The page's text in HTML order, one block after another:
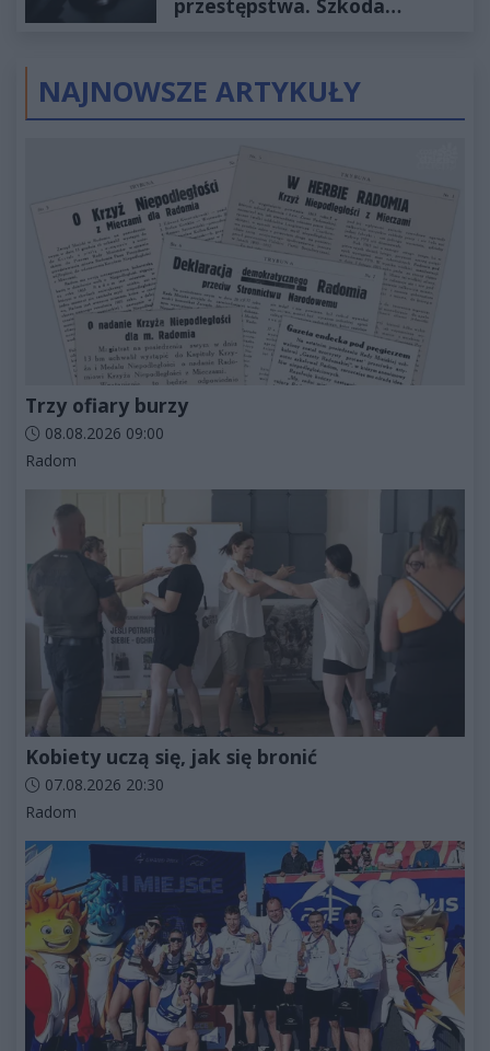
przestępstwa. Szkoda
NAJNOWSZE ARTYKUŁY
Trzy ofiary burzy
Data dodania artykułu:
08.08.2026 09:00
Kategorie artykułu:
Radom
Kobiety uczą się, jak się bronić
Data dodania artykułu:
07.08.2026 20:30
Kategorie artykułu:
Radom